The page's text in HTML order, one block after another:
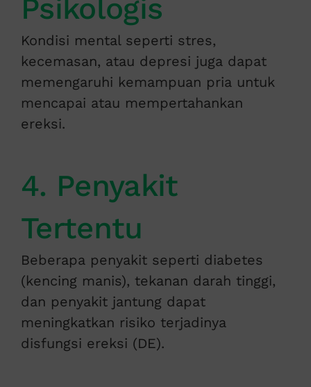
Psikologis
Kondisi mental seperti stres,
kecemasan, atau depresi juga dapat
memengaruhi kemampuan pria untuk
mencapai atau mempertahankan
ereksi.
4. Penyakit
Tertentu
Beberapa penyakit seperti diabetes
(kencing manis), tekanan darah tinggi,
dan penyakit jantung dapat
meningkatkan risiko terjadinya
disfungsi ereksi (DE).